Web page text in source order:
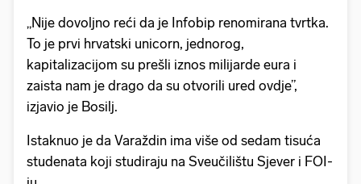
„Nije dovoljno reći da je Infobip renomirana tvrtka.
To je prvi hrvatski unicorn, jednorog,
kapitalizacijom su prešli iznos milijarde eura i
zaista nam je drago da su otvorili ured ovdje”,
izjavio je Bosilj.
Istaknuo je da Varaždin ima više od sedam tisuća
studenata koji studiraju na Sveučilištu Sjever i FOI-